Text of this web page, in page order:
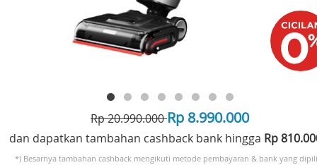
Rp 20.990.000Rp 8.990.000
dan dapatkan tambahan cashback bank hingga Rp
*) Besarnya tambahan cashback mengikuti metode pembayaran & bank yang